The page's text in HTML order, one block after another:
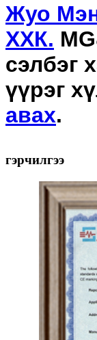
Жуо
ХХК.
сэлбэг
үүрэг
авах.
гэрчилгээ